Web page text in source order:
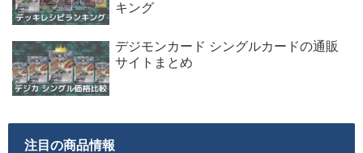
キング
デジモンカード シングルカードの通販
サイトまとめ
注目の商品情報